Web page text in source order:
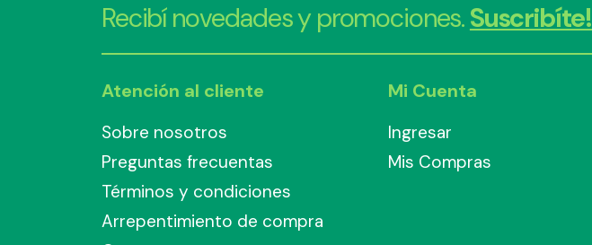
Recibí novedades y promociones.Suscribíte!
Atención al cliente
Sobre nosotros
Preguntas frecuentas
Términos y condiciones
Arrepentimiento de compra
Mi Cuenta
Ingresar
Mis Compras